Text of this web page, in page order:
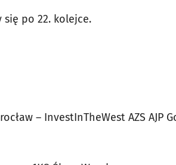
się po 22. kolejce.
– InvestInTheWest AZS AJP